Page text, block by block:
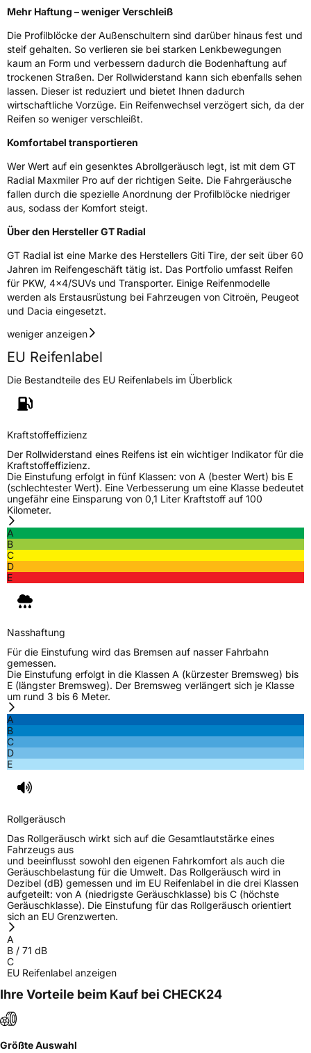
FahrzeugklasseC2
3PMSF / Schneeflockensymbol / Alpine-Symbol Nein
EPREL ID 1965932
Allgemeine Produktsicherheit (GPSR)
Deutschland GmbH Hollerithallee 18a 30419
label.information@eu.giti.com
Mehr Haftung – weniger Verschleiß
Die Profilblöcke der Außenschultern sind darüber hinaus fest und
steif gehalten. So verlieren sie bei starken Lenkbewegungen
kaum an Form und verbessern dadurch die Bodenhaftung auf
trockenen Straßen. Der Rollwiderstand kann sich ebenfalls sehen
lassen. Dieser ist reduziert und bietet Ihnen dadurch
wirtschaftliche Vorzüge. Ein Reifenwechsel verzögert sich, da der
Reifen so weniger verschleißt.
Komfortabel transportieren
Wer Wert auf ein gesenktes Abrollgeräusch legt, ist mit dem GT
Radial Maxmiler Pro auf der richtigen Seite. Die Fahrgeräusche
fallen durch die spezielle Anordnung der Profilblöcke niedriger
aus, sodass der Komfort steigt.
Über den Hersteller GT Radial
GT Radial ist eine Marke des Herstellers Giti Tire, der seit über 60
Jahren im Reifengeschäft tätig ist. Das Portfolio umfasst Reifen
für PKW, 4x4/SUVs und Transporter. Einige Reifenmodelle
werden als Erstausrüstung bei Fahrzeugen von Citroën, Peugeot
und Dacia eingesetzt.
weniger anzeigen
EU Reifenlabel
Die Bestandteile des EU Reifenlabels im Überblick
Kraftstoffeffizienz
Der Rollwiderstand eines Reifens ist ein wichtiger Indikator für die
Kraftstoffeffizienz.
Die Einstufung erfolgt in fünf Klassen: von A (bester Wert) bis E
(schlechtester Wert). Eine Verbesserung um eine Klasse bedeutet
ungefähr eine Einsparung von 0,1 Liter Kraftstoff auf 100
Kilometer.
A
B
C
D
E
Nasshaftung
Für die Einstufung wird das Bremsen auf nasser Fahrbahn
gemessen.
Die Einstufung erfolgt in die Klassen A (kürzester Bremsweg) bis
E (längster Bremsweg). Der Bremsweg verlängert sich je Klasse
um rund 3 bis 6 Meter.
A
B
C
D
E
Rollgeräusch
Das Rollgeräusch wirkt sich auf die Gesamtlautstärke eines
Fahrzeugs aus
und beeinflusst sowohl den eigenen Fahrkomfort als auch die
Geräuschbelastung für die Umwelt. Das Rollgeräusch wird in
Dezibel (dB) gemessen und im EU Reifenlabel in die drei Klassen
aufgeteilt: von A (niedrigste Geräuschklasse) bis C (höchste
Geräuschklasse). Die Einstufung für das Rollgeräusch orientiert
sich an EU Grenzwerten.
A
B / 71 dB
C
EU Reifenlabel anzeigen
Ihre Vorteile beim Kauf bei CHECK24
Größte Auswahl